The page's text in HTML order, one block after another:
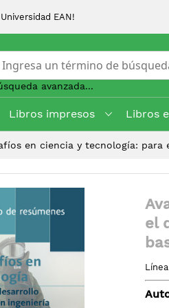
EAN!
avanzada...
Libros impresos Libros
en ciencia y tecnología:
el